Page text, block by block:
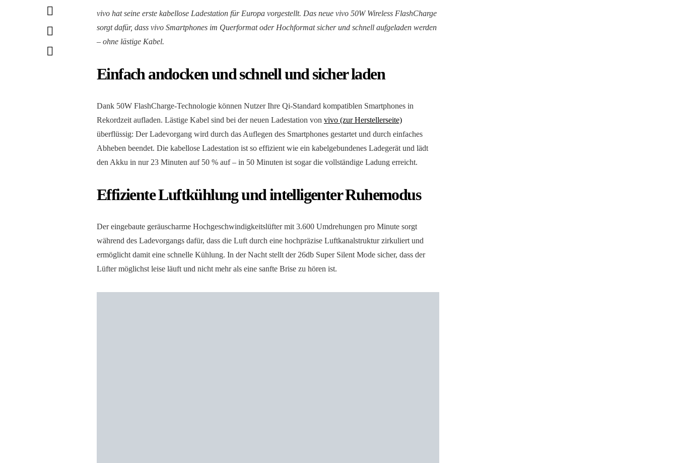
vivo hat seine erste kabellose Ladestation für Europa vorgestellt. Das neue vivo 50W Wireless FlashCharge
sorgt dafür, dass vivo Smartphones im Querformat oder Hochformat sicher und schnell aufgeladen werden
– ohne lästige Kabel.
Einfach andocken und schnell und sicher laden
Dank 50W FlashCharge-Technologie können Nutzer Ihre Qi-Standard kompatiblen Smartphones in
Rekordzeit aufladen. Lästige Kabel sind bei der neuen Ladestation von vivo (zur Herstellerseite)
überflüssig: Der Ladevorgang wird durch das Auflegen des Smartphones gestartet und durch einfaches
Abheben beendet. Die kabellose Ladestation ist so effizient wie ein kabelgebundenes Ladegerät und lädt
den Akku in nur 23 Minuten auf 50 % auf – in 50 Minuten ist sogar die vollständige Ladung erreicht.
Effiziente Luftkühlung und intelligenter Ruhemodus
Der eingebaute geräuscharme Hochgeschwindigkeitslüfter mit 3.600 Umdrehungen pro Minute sorgt
während des Ladevorgangs dafür, dass die Luft durch eine hochpräzise Luftkanalstruktur zirkuliert und
ermöglicht damit eine schnelle Kühlung. In der Nacht stellt der 26db Super Silent Mode sicher, dass der
Lüfter möglichst leise läuft und nicht mehr als eine sanfte Brise zu hören ist.